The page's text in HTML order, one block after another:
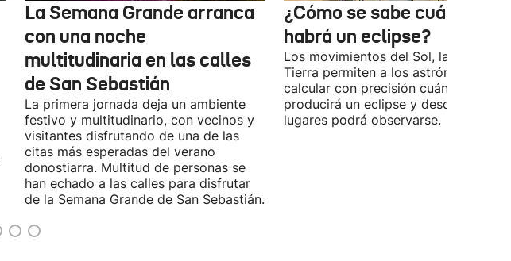
La Semana Grande arranca
con una noche
multitudinaria en las calles
de San Sebastián
La primera jornada deja un ambiente
festivo y multitudinario, con vecinos y
visitantes disfrutando de una de las
citas más esperadas del verano
donostiarra. Multitud de personas se
han echado a las calles para disfrutar
de la Semana Grande de San Sebastián.
¿Cómo se sabe cuándo
habrá un eclipse?
Los movimientos del Sol, la Luna y la
Tierra permiten a los astrónomos
calcular con precisión cuándo se
producirá un eclipse y desde qué
lugares podrá observarse.